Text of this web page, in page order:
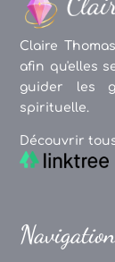
Claire
afin qu'elles
guider les
spirituelle.
Découvrir